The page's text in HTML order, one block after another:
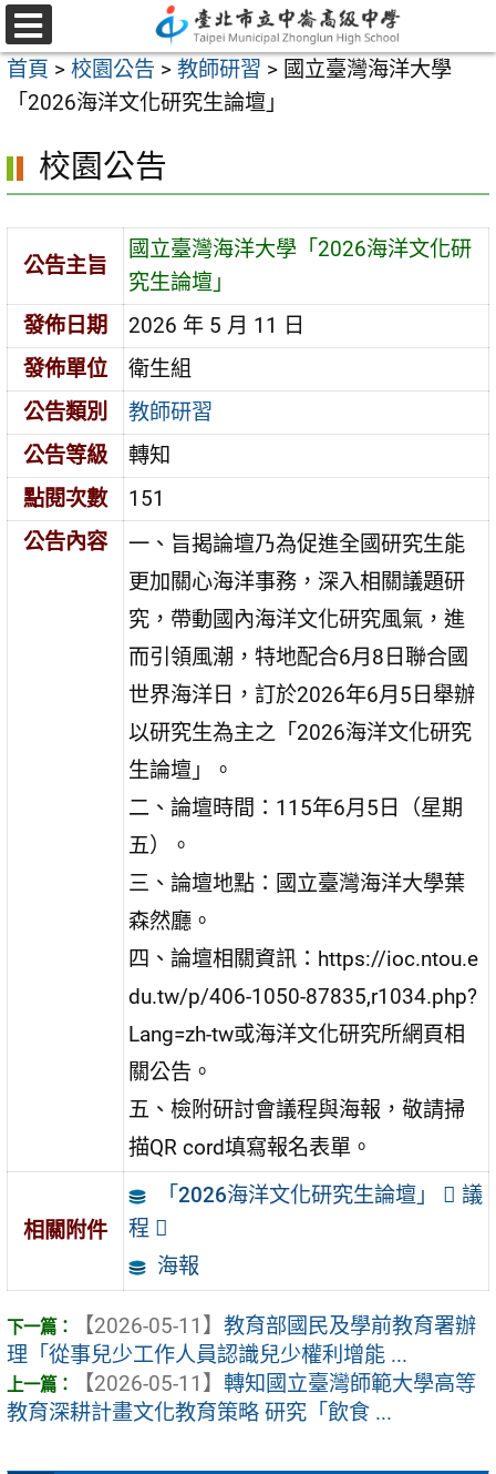
跳
至
主
容
選
單
首頁 > 校園公告 > 教師研習 > 國立臺灣海洋大學
「2026海洋文化研究生論壇」
校園公告
公告主旨
國立臺灣海洋大學「2026海洋文化研
究生論壇」
發佈日期
2026 年 5 月 11 日
發佈單位
衛生組
公告類別
教師研習
公告等級
轉知
點閱次數
151
公告內容
一、旨揭論壇乃為促進全國研究生能
更加關心海洋事務，深入相關議題研
究，帶動國內海洋文化研究風氣，進
而引領風潮，特地配合6月8日聯合國
世界海洋日，訂於2026年6月5日舉辦
以研究生為主之「2026海洋文化研究
生論壇」。
二、論壇時間：115年6月5日（星期
五）。
三、論壇地點：國立臺灣海洋大學葉
森然廳。
四、論壇相關資訊：https://ioc.ntou.e
du.tw/p/406-1050-87835,r1034.php?
Lang=zh-tw或海洋文化研究所網頁相
關公告。
五、檢附研討會議程與海報，敬請掃
描QR cord填寫報名表單。
相關附件
「2026海洋文化研究生論壇」  議
程 
海報
【2026-05-11】 教育部國民及學前教育署辦
理「從事兒少工作人員認識兒少權利增能 ...
【2026-05-11】 轉知國立臺灣師範大學高等
教育深耕計畫文化教育策略 研究「飲食 ...